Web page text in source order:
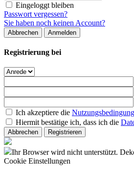
Eingeloggt bleiben
Passwort vergessen?
Sie haben noch keinen Account?
Abbrechen Anmelden
Registrierung bei
Ich akzeptiere die
Hiermit bestätige ich, dass ich die
Abbrechen Registrieren
Ihr Browser wird nicht unterstützt.
Cookie Einstellungen